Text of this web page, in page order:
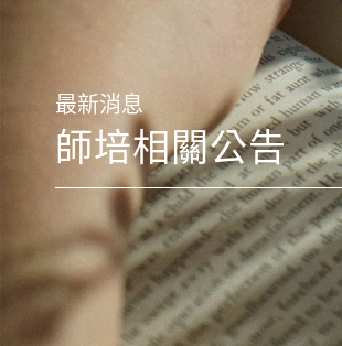
最新消息
師培相關公告